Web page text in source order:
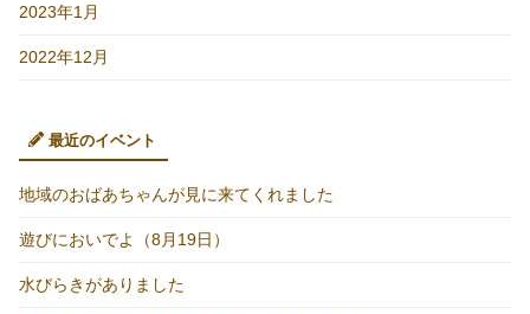
2023年1月
2022年12月
最近のイベント
地域のおばあちゃんが見に来てくれました
遊びにおいでよ（8月19日）
水びらきがありました